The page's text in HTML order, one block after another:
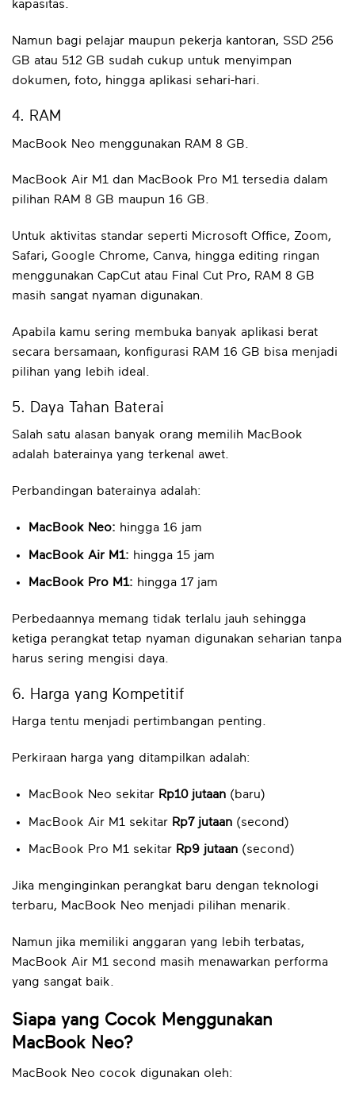
kapasitas.
Namun bagi pelajar maupun pekerja kantoran, SSD 256
GB atau 512 GB sudah cukup untuk menyimpan
dokumen, foto, hingga aplikasi sehari-hari.
4. RAM
MacBook Neo menggunakan RAM 8 GB.
MacBook Air M1 dan MacBook Pro M1 tersedia dalam
pilihan RAM 8 GB maupun 16 GB.
Untuk aktivitas standar seperti Microsoft Office, Zoom,
Safari, Google Chrome, Canva, hingga editing ringan
menggunakan CapCut atau Final Cut Pro, RAM 8 GB
masih sangat nyaman digunakan.
Apabila kamu sering membuka banyak aplikasi berat
secara bersamaan, konfigurasi RAM 16 GB bisa menjadi
pilihan yang lebih ideal.
5. Daya Tahan Baterai
Salah satu alasan banyak orang memilih MacBook
adalah baterainya yang terkenal awet.
Perbandingan baterainya adalah:
MacBook Neo: hingga 16 jam
MacBook Air M1: hingga 15 jam
MacBook Pro M1: hingga 17 jam
Perbedaannya memang tidak terlalu jauh sehingga
ketiga perangkat tetap nyaman digunakan seharian tanpa
harus sering mengisi daya.
6. Harga yang Kompetitif
Harga tentu menjadi pertimbangan penting.
Perkiraan harga yang ditampilkan adalah:
MacBook Neo sekitar Rp10 jutaan(baru)
MacBook Air M1 sekitar Rp7 jutaan(second)
MacBook Pro M1 sekitar Rp9 jutaan(second)
Jika menginginkan perangkat baru dengan teknologi
terbaru, MacBook Neo menjadi pilihan menarik.
Namun jika memiliki anggaran yang lebih terbatas,
MacBook Air M1 second masih menawarkan performa
yang sangat baik.
Siapa yang Cocok Menggunakan
MacBook Neo?
MacBook Neo cocok digunakan oleh: